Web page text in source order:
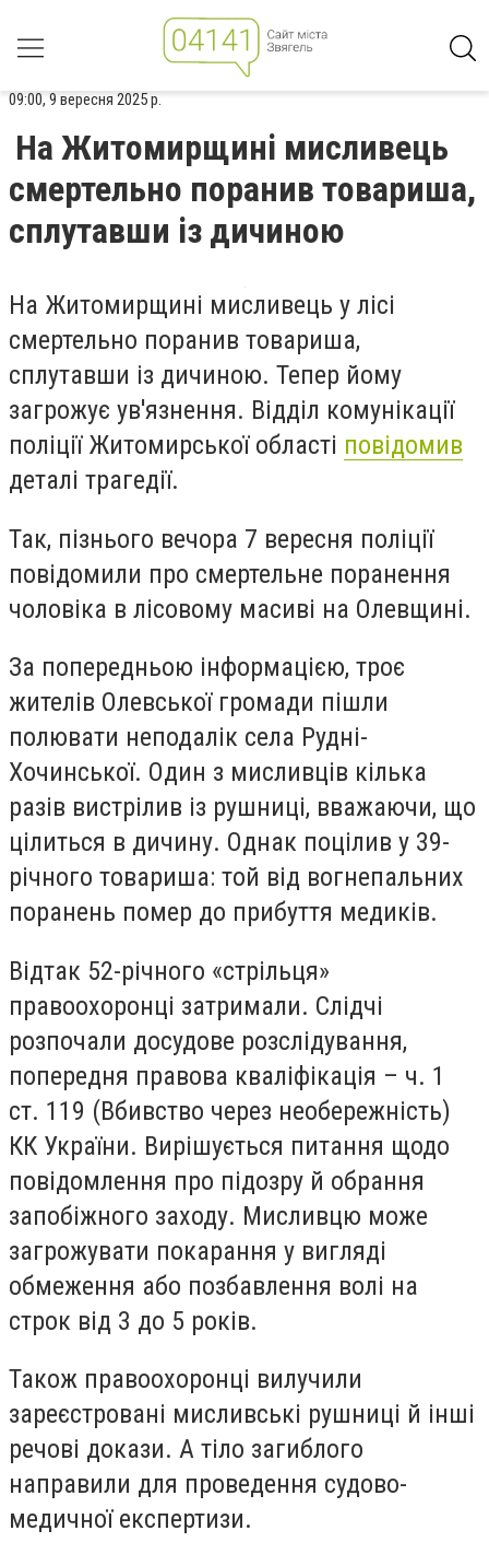
09:00, 9 вересня 2025 р.
На Житомирщині мисливець
смертельно поранив товариша,
сплутавши із дичиною
На Житомирщині мисливець у лісі
смертельно поранив товариша,
сплутавши із дичиною. Тепер йому
загрожує ув'язнення. Відділ комунікації
поліції Житомирської області повідомив
деталі трагедії.
Так, пізнього вечора 7 вересня поліції
повідомили про смертельне поранення
чоловіка в лісовому масиві на Олевщині.
За попередньою інформацією, троє
жителів Олевської громади пішли
полювати неподалік села Рудні-
Хочинської. Один з мисливців кілька
разів вистрілив із рушниці, вважаючи, що
цілиться в дичину. Однак поцілив у 39-
річного товариша: той від вогнепальних
поранень помер до прибуття медиків.
Відтак 52-річного «стрільця»
правоохоронці затримали. Слідчі
розпочали досудове розслідування,
попередня правова кваліфікація – ч. 1
ст. 119 (Вбивство через необережність)
КК України. Вирішується питання щодо
повідомлення про підозру й обрання
запобіжного заходу. Мисливцю може
загрожувати покарання у вигляді
обмеження або позбавлення волі на
строк від 3 до 5 років.
Також правоохоронці вилучили
зареєстровані мисливські рушниці й інші
речові докази. А тіло загиблого
направили для проведення судово-
медичної експертизи.